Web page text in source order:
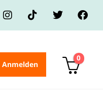
Anmelden
0